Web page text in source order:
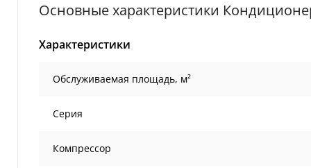
Основные характеристики
Характеристики
Обслуживаемая площадь, м²
Серия
Компрессор